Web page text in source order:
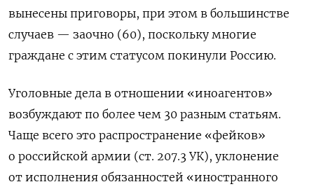
вынесены приговоры, при этом в большинстве
случаев — заочно (60), поскольку многие
граждане с этим статусом покинули Россию.
Уголовные дела в отношении «иноагентов»
возбуждают по более чем 30 разным статьям.
Чаще всего это распространение «фейков»
о российской армии (ст. 207.3 УК), уклонение
от исполнения обязанностей «иностранного